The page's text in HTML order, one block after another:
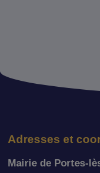
Adresses et
Mairie de Portes-